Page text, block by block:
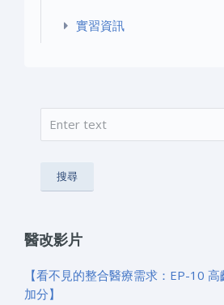
實習資訊
搜尋表單
搜尋
醫改影片
【看不見的整合醫療需求：EP-10
加分】